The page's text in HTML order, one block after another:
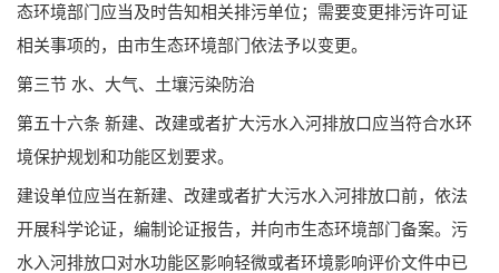
态环境部门应当及时告知相关排污单位；需要变更排污许可证
相关事项的，由市生态环境部门依法予以变更。
第三节 水、大气、土壤污染防治
第五十六条 新建、改建或者扩大污水入河排放口应当符合水环
境保护规划和功能区划要求。
建设单位应当在新建、改建或者扩大污水入河排放口前，依法
开展科学论证，编制论证报告，并向市生态环境部门备案。污
水入河排放口对水功能区影响轻微或者环境影响评价文件中已